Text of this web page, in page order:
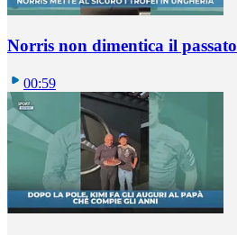
Norris non dimentica il passato
00:59